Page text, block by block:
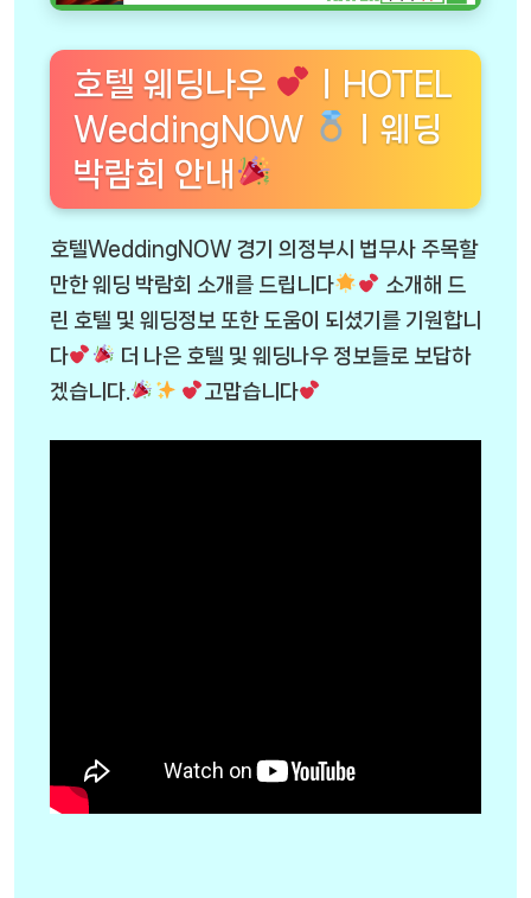
호텔 웨딩나우
ㅣHOTEL
WeddingNOW
ㅣ웨딩
박람회 안내
호텔WeddingNOW 경기 의정부시 법무사 주목할
만한 웨딩 박람회 소개를 드립니다
소개해 드
린 호텔 및 웨딩정보 또한 도움이 되셨기를 기원합니
다
더 나은 호텔 및 웨딩나우 정보들로 보답하
겠습니다.
고맙습니다